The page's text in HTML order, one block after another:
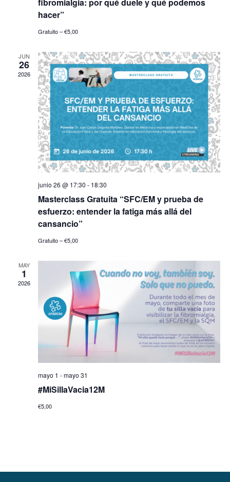
hacer”
Gratuito – €5,00
JUN
26
2026
junio 26 @ 17:30 - 18:30
Masterclass Gratuita “SFC/EM y prueba de
esfuerzo: entender la fatiga más allá del
cansancio”
Gratuito – €5,00
MAY
1
2026
mayo 1 -mayo 31
#MiSillaVacia12M
€5,00